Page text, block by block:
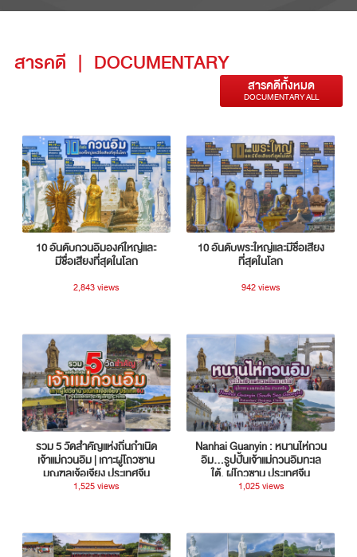
สารคดี | DOCUMENTARY
สารคดีทั้งหมด
DOCUMENTARY ALL
10 อันดับกวนอิมองค์ใหญ่และ
มีชื่อเสียงที่สุดในโลก
2,843 views
10 อันดับพระใหญ่และมีชื่อเสียง
ที่สุดในโลก
942 views
รวม 5 วัดสำคัญแห่งถิ่นกำเนิด
เจ้าแม่กวนอิม | เกาะผู่โถวซาน
มณฑลเจ้อเจียง ประเทศจีน
1,525 views
Nanhai Guanyin : หนานไห่กวน
อิม...รูปปั้นเจ้าแม่กวนอิมทะเล
ใต้, ผู่โถวซาน ประเทศจีน
1,025 views